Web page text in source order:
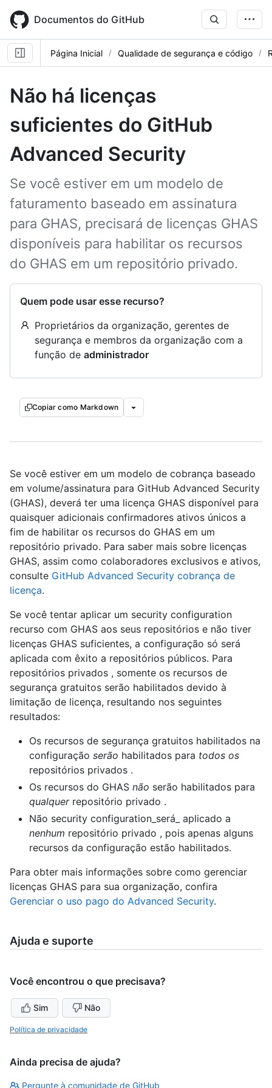
main
content
Documentos do GitHub
Página Inicial Qualidade de segurança e código
Não há licenças
suficientes do GitHub
Advanced Security
Se você estiver em um modelo de
faturamento baseado em assinatura
para GHAS, precisará de licenças GHAS
disponíveis para habilitar os recursos
do GHAS em um repositório privado.
Quem pode usar esse recurso?
Proprietários da organização, gerentes de
segurança e membros da organização com a
função de administrador
Copiar como Markdown
Se você estiver em um modelo de cobrança baseado
em volume/assinatura para GitHub Advanced Security
(GHAS), deverá ter uma licença GHAS disponível para
quaisquer adicionais confirmadores ativos únicos a
fim de habilitar os recursos do GHAS em um
repositório privado. Para saber mais sobre licenças
GHAS, assim como colaboradores exclusivos e ativos,
consulte GitHub Advanced Security cobrança de
licença.
Se você tentar aplicar um security configuration
recurso com GHAS aos seus repositórios e não tiver
licenças GHAS suficientes, a configuração só será
aplicada com êxito a repositórios públicos. Para
repositórios privados , somente os recursos de
segurança gratuitos serão habilitados devido à
limitação de licença, resultando nos seguintes
resultados:
Os recursos de segurança gratuitos habilitados na
configuração serão habilitados para todos os
repositórios privados .
Os recursos do GHAS não serão habilitados para
qualquerrepositório privado .
Não security configuration_será_ aplicado a
nenhum repositório privado , pois apenas alguns
recursos da configuração estão habilitados.
Para obter mais informações sobre como gerenciar
licenças GHAS para sua organização, confira
Gerenciar o uso pago do Advanced Security.
Ajuda e suporte
Você encontrou o que precisava?
Sim Não
Política de privacidade
Ainda precisa de ajuda?
Pergunte à comunidade de GitHub